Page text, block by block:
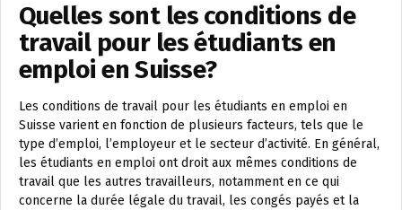
Quelles sont les conditions de
travail pour les étudiants en
emploi en Suisse?
Les conditions de travail pour les étudiants en emploi en
Suisse varient en fonction de plusieurs facteurs, tels que le
type d’emploi, l’employeur et le secteur d’activité. En général,
les étudiants en emploi ont droit aux mêmes conditions de
travail que les autres travailleurs, notamment en ce qui
concerne la durée légale du travail, les congés payés et la